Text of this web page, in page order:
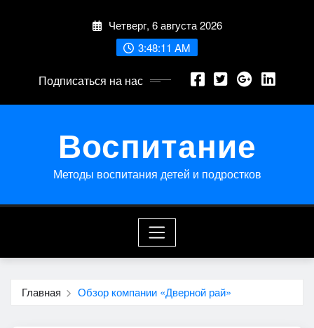
Четверг, 6 августа 2026
3:48:12 AM
Подписаться на нас
Воспитание
Методы воспитания детей и подростков
Главная Обзор компании «Дверной рай»